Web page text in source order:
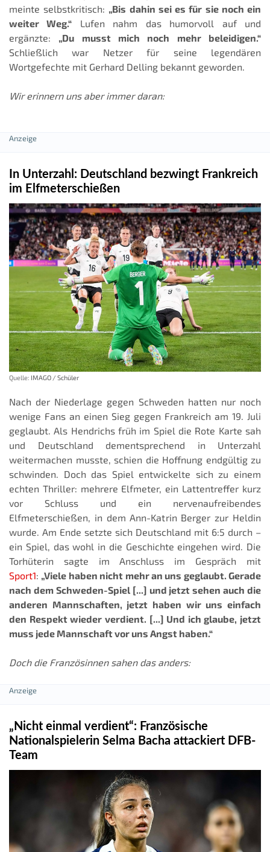
meinte selbstkritisch: „Bis dahin sei es für sie noch ein
weiter Weg.“ Lufen nahm das humorvoll auf und
ergänzte: „Du musst mich noch mehr beleidigen.“
Schließlich war Netzer für seine legendären
Wortgefechte mit Gerhard Delling bekannt geworden.
Wir erinnern uns aber immer daran:
In Unterzahl: Deutschland bezwingt Frankreich
im Elfmeterschießen
Quelle: IMAGO / Schüler
Nach der Niederlage gegen Schweden hatten nur noch
wenige Fans an einen Sieg gegen Frankreich am 19. Juli
geglaubt. Als Hendrichs früh im Spiel die Rote Karte sah
und Deutschland dementsprechend in Unterzahl
weitermachen musste, schien die Hoffnung endgültig zu
schwinden. Doch das Spiel entwickelte sich zu einem
echten Thriller: mehrere Elfmeter, ein Lattentreffer kurz
vor Schluss und ein nervenaufreibendes
Elfmeterschießen, in dem Ann-Katrin Berger zur Heldin
wurde. Am Ende setzte sich Deutschland mit 6:5 durch –
ein Spiel, das wohl in die Geschichte eingehen wird. Die
Torhüterin sagte im Anschluss im Gespräch mit
Sport1: „Viele haben nicht mehr an uns geglaubt. Gerade
nach dem Schweden-Spiel [...] und jetzt sehen auch die
anderen Mannschaften, jetzt haben wir uns einfach
den Respekt wieder verdient. [...] Und ich glaube, jetzt
muss jede Mannschaft vor uns Angst haben.“
Doch die Französinnen sahen das anders:
„Nicht einmal verdient“: Französische
Nationalspielerin Selma Bacha attackiert DFB-
Team